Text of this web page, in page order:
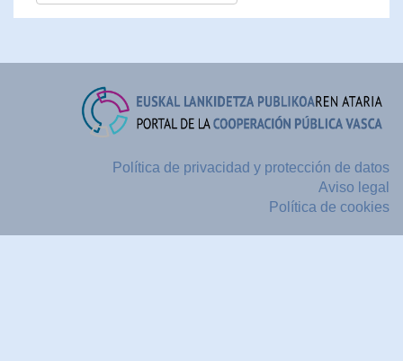
Política de privacidad y protección de datos
Aviso legal
Política de cookies